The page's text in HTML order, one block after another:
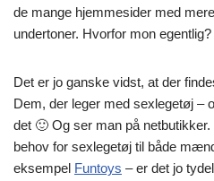
de mange hjemmesider med
undertoner. Hvorfor mon egentlig?
Det er jo ganske vidst, at der
Dem, der leger med sexlegetøj –
det 🙂 Og ser man på
behov for sexlegetøj til både
eksempel Funtoys – er det jo